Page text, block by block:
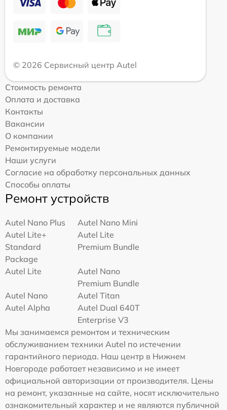
© 2026 Сервисный центр Autel
Стоимость ремонта
Оплата и доставка
Контакты
Вакансии
О компании
Ремонтируемые модели
Наши услуги
Согласие на обработку персональных данных
Способы оплаты
Ремонт устройств
Autel Nano Plus
Autel Nano Mini
Autel Lite+
Standard
Package
Autel Lite
Premium Bundle
Autel Lite
Autel Nano
Premium Bundle
Autel Nano
Autel Titan
Autel Alpha
Autel Dual 640T
Enterprise V3
Мы занимаемся ремонтом и техническим
обслуживанием техники Autel по истечении
гарантийного периода. Наш центр в Нижнем
Новгороде работает независимо и не имеет
официальной авторизации от производителя. Цены
на ремонт, указанные на сайте, носят исключительно
ознакомительный характер и не являются публичной